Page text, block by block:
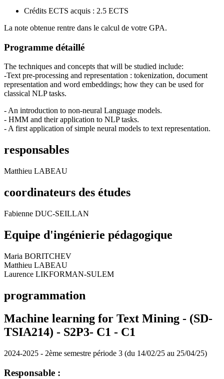
Crédits ECTS acquis : 2.5 ECTS
La note obtenue rentre dans le calcul de votre GPA.
Programme détaillé
The techniques and concepts that will be studied include:
-Text pre-processing and representation : tokenization, document
representation and word embeddings; how they can be used for
classical NLP tasks.
- An introduction to non-neural Language models.
- HMM and their application to NLP tasks.
- A first application of simple neural models to text representation.
responsables
Matthieu LABEAU
coordinateurs des études
Fabienne DUC-SEILLAN
Equipe d'ingénierie pédagogique
Maria BORITCHEV
Matthieu LABEAU
Laurence LIKFORMAN-SULEM
programmation
Machine learning for Text Mining - (SD-
TSIA214) - S2P3- C1 - C1
2024-2025 - 2ème semestre période 3 (du 14/02/25 au 25/04/25)
Responsable :